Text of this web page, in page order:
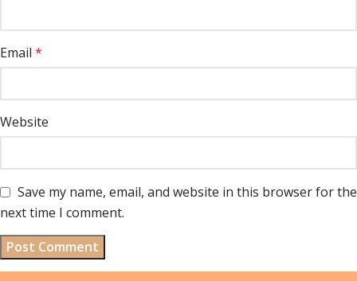
Email *
Website
Save my name, email, and website in this browser for the
next time I comment.